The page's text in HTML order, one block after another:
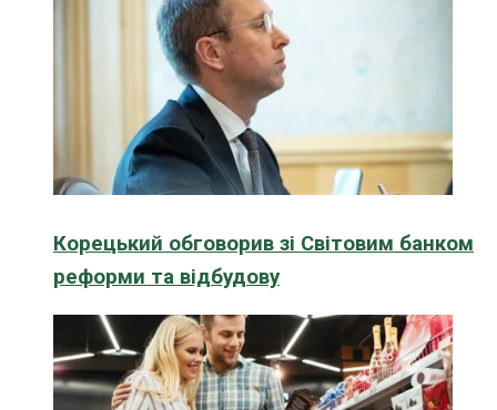
Корецький обговорив зі Світовим банком
реформи та відбудову